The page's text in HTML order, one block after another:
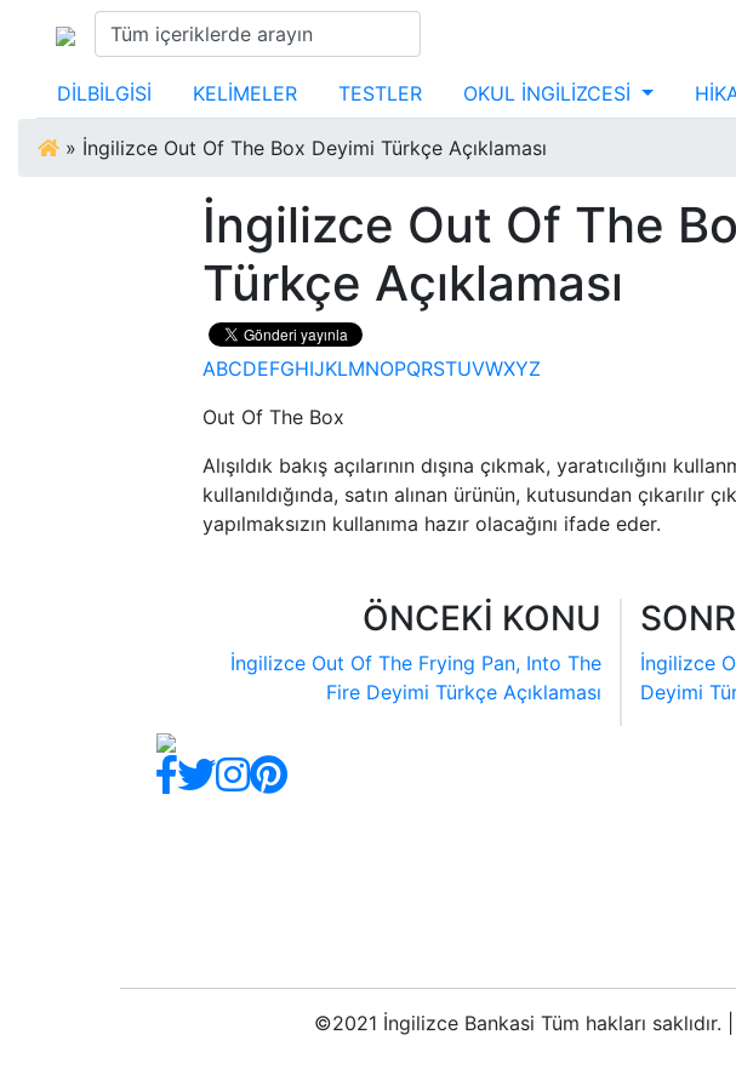
DİLBİLGİSİ KELİMELER TESTLER OKUL İNGİLİZCESİ
» İngilizce Out Of The Box Deyimi Türkçe Açıklaması
İngilizce Out Of The
Türkçe Açıklaması
ABCDEFGHIJKLMNOPQRSTUVWXYZ
Out Of The Box
Alışıldık bakış açılarının dışına çıkmak, yaratıcılığını
kullanıldığında, satın alınan ürünün, kutusundan çıkarılır
yapılmaksızın kullanıma hazır olacağını ifade eder.
ÖNCEKİ KONU
İngilizce Out Of The Frying Pan, Into The
Fire Deyimi Türkçe Açıklaması
İngilizce
Deyimi
©2021 İngilizce Bankasi Tüm hakları saklıdır. |